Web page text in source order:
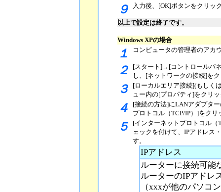
９ 入力後、[OK]ボタンをクリッ
以上で設定は終了です。
Windows XPの場合
１ コンピュータの管理者のアカ
２
[スタート]→[コントロールパ
し、[ネットワークの接続]を
３
[ローカルエリア接続](もしく
ュー内の[プロパティ]をクリ
４
[接続の方法]にLANアダプタ
プロトコル（TCP/IP）]をク
５
[インターネットプロトコル（
ェックを付けて、IPアドレス
す。
IPアドレス
ルーターに接続可能
ルーターのIPアドレ
（xxxが他のパソコ